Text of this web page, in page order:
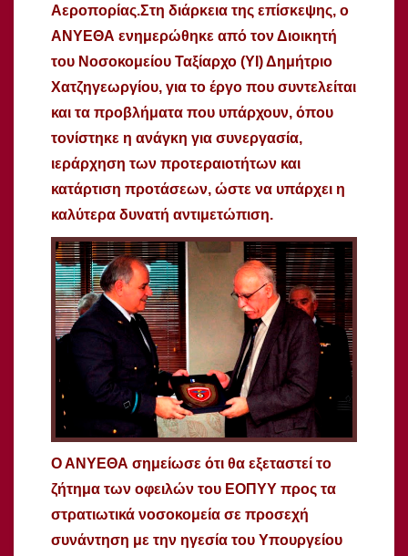
Αεροπορίας.Στη διάρκεια της επίσκεψης, ο
ΑΝΥΕΘΑ ενημερώθηκε από τoν Διοικητή
του Νοσοκομείου Ταξίαρχο (ΥΙ) Δημήτριο
Χατζηγεωργίου, για το έργο που συντελείται
και τα προβλήματα που υπάρχουν, όπου
τονίστηκε η ανάγκη για συνεργασία,
ιεράρχηση των προτεραιοτήτων και
κατάρτιση προτάσεων, ώστε να υπάρχει η
καλύτερα δυνατή αντιμετώπιση.
Ο ΑΝΥΕΘΑ σημείωσε ότι θα εξεταστεί το
ζήτημα των οφειλών του ΕΟΠΥΥ προς τα
στρατιωτικά νοσοκομεία σε προσεχή
συνάντηση με την ηγεσία του Υπουργείου